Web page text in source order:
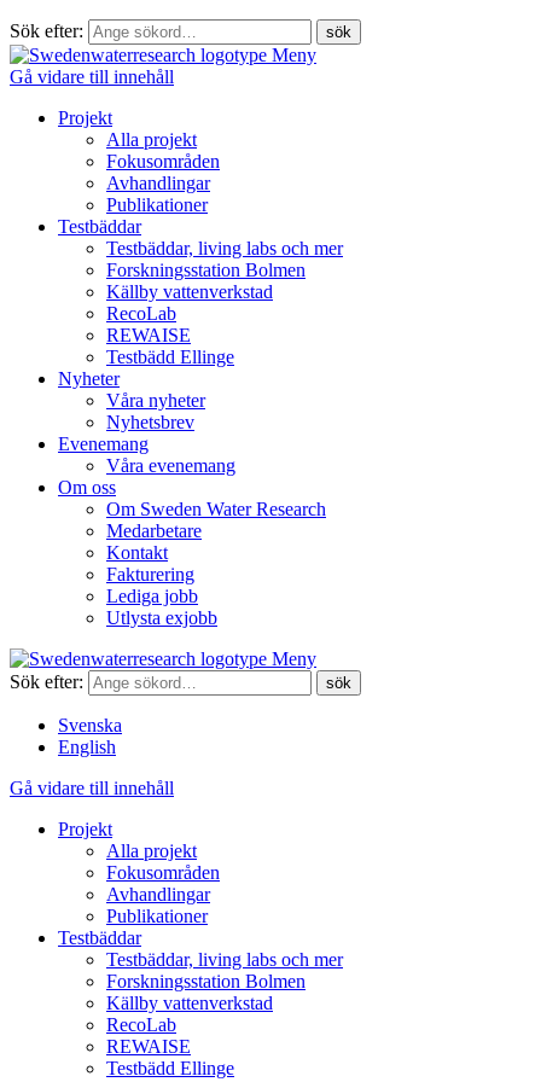
Sök efter:
Meny
Gå vidare till innehåll
Projekt
Alla projekt
Fokusområden
Avhandlingar
Publikationer
Testbäddar
Testbäddar, living labs och mer
Forskningsstation Bolmen
Källby vattenverkstad
RecoLab
REWAISE
Testbädd Ellinge
Nyheter
Våra nyheter
Nyhetsbrev
Evenemang
Våra evenemang
Om oss
Om Sweden Water Research
Medarbetare
Kontakt
Fakturering
Lediga jobb
Utlysta exjobb
Meny
Sök efter:
Svenska
English
Gå vidare till innehåll
Projekt
Alla projekt
Fokusområden
Avhandlingar
Publikationer
Testbäddar
Testbäddar, living labs och mer
Forskningsstation Bolmen
Källby vattenverkstad
RecoLab
REWAISE
Testbädd Ellinge